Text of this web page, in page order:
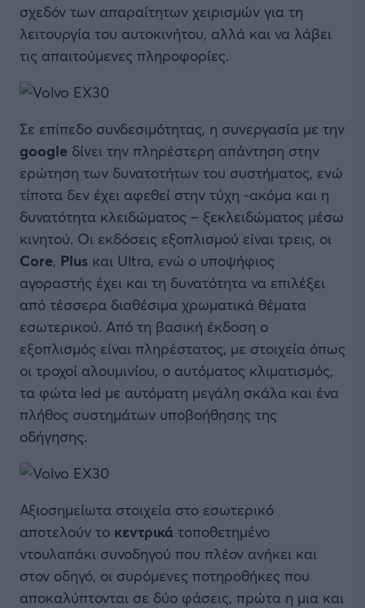
σχεδόν των απαραίτητων χειρισμών για τη
λειτουργία του αυτοκινήτου, αλλά και να λάβει
τις απαιτούμενες πληροφορίες.
Σε επίπεδο συνδεσιμότητας, η συνεργασία με την
google δίνει την πληρέστερη απάντηση στην
ερώτηση των δυνατοτήτων του συστήματος, ενώ
τίποτα δεν έχει αφεθεί στην τύχη -ακόμα και η
δυνατότητα κλειδώματος – ξεκλειδώματος μέσω
κινητού. Οι εκδόσεις εξοπλισμού είναι τρεις, οι
Core, Plus και Ultra, ενώ ο υποψήφιος
αγοραστής έχει και τη δυνατότητα να επιλέξει
από τέσσερα διαθέσιμα χρωματικά θέματα
εσωτερικού. Από τη βασική έκδοση ο
εξοπλισμός είναι πληρέστατος, με στοιχεία όπως
οι τροχοί αλουμινίου, ο αυτόματος κλιματισμός,
τα φώτα led με αυτόματη μεγάλη σκάλα και ένα
πλήθος συστημάτων υποβοήθησης της
οδήγησης.
Αξιοσημείωτα στοιχεία στο εσωτερικό
αποτελούν το κεντρικά τοποθετημένο
ντουλαπάκι συνοδηγού που πλέον ανήκει και
στον οδηγό, οι συρόμενες ποτηροθήκες που
αποκαλύπτονται σε δύο φάσεις, πρώτα η μια και